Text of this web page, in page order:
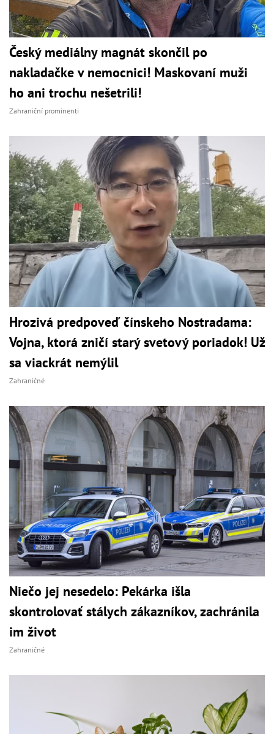
Český mediálny magnát skončil po
nakladačke v nemocnici! Maskovaní muži
ho ani trochu nešetrili!
Zahraniční prominenti
Hrozivá predpoveď čínskeho Nostradama:
Vojna, ktorá zničí starý svetový poriadok! Už
sa viackrát nemýlil
Zahraničné
Niečo jej nesedelo: Pekárka išla
skontrolovať stálych zákazníkov, zachránila
im život
Zahraničné